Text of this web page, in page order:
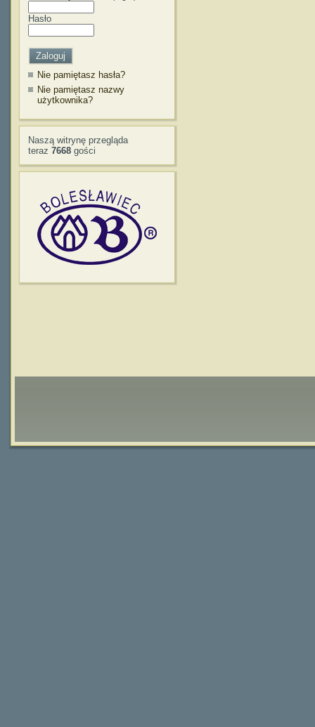
Hasło
Nie pamiętasz hasła?
Nie pamiętasz nazwy
użytkownika?
Naszą witrynę przegląda
teraz 7668 gości